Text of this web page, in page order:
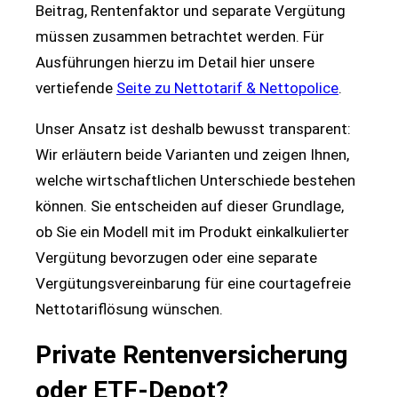
Beitrag, Rentenfaktor und separate Vergütung
müssen zusammen betrachtet werden. Für
Ausführungen hierzu im Detail hier unsere
vertiefende Seite zu Nettotarif & Nettopolice.
Unser Ansatz ist deshalb bewusst transparent:
Wir erläutern beide Varianten und zeigen Ihnen,
welche wirtschaftlichen Unterschiede bestehen
können. Sie entscheiden auf dieser Grundlage,
ob Sie ein Modell mit im Produkt einkalkulierter
Vergütung bevorzugen oder eine separate
Vergütungsvereinbarung für eine courtagefreie
Nettotariflösung wünschen.
Private Rentenversicherung
oder ETF-Depot?